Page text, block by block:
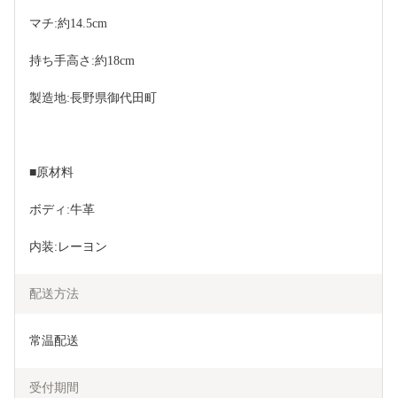
マチ:約14.5cm
持ち手高さ:約18cm
製造地:長野県御代田町
■原材料
ボディ:牛革
内装:レーヨン
配送方法
常温配送
受付期間